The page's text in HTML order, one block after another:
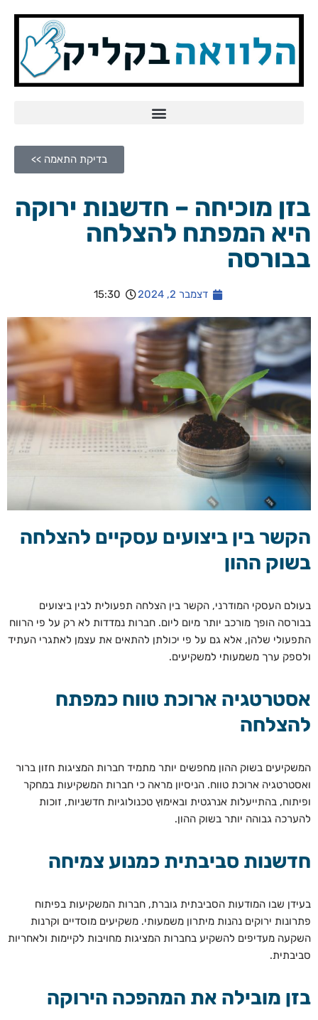
בדיקת התאמה >>
בזן מוכיחה – חדשנות ירוקה
היא המפתח להצלחה
בבורסה
דצמבר 2, 2024 15:30
הקשר בין ביצועים עסקיים להצלחה
בשוק ההון
בעולם העסקי המודרני, הקשר בין הצלחה תפעולית לבין ביצועים
בבורסה הופך מורכב יותר מיום ליום. חברות נמדדות לא רק על פי הרווח
התפעולי שלהן, אלא גם על פי יכולתן להתאים את עצמן לאתגרי העתיד
ולספק ערך משמעותי למשקיעים.
אסטרטגיה ארוכת טווח כמפתח
להצלחה
המשקיעים בשוק ההון מחפשים יותר מתמיד חברות המציגות חזון ברור
ואסטרטגיה ארוכת טווח. הניסיון מראה כי חברות המשקיעות במחקר
ופיתוח, בהתייעלות אנרגטית ובאימוץ טכנולוגיות חדשניות, זוכות
להערכה גבוהה יותר בשוק ההון.
חדשנות סביבתית כמנוע צמיחה
בעידן שבו המודעות הסביבתית גוברת, חברות המשקיעות בפיתוח
פתרונות ירוקים נהנות מיתרון משמעותי. משקיעים מוסדיים וקרנות
השקעה מעדיפים להשקיע בחברות המציגות מחויבות לקיימות ולאחריות
סביבתית.
בזן מובילה את המהפכה הירוקה